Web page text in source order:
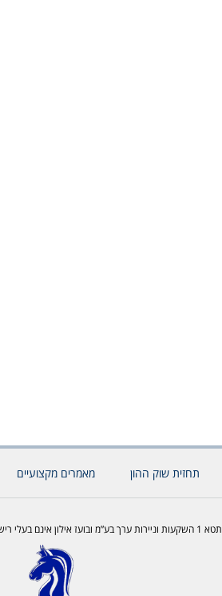
תחזית שוק ההון מאמרים מקצועיים
תטא 1 השקעות וניירות ערך בע”מ ובועז אילון אינם בעלי רישיון ייעוץ השקעות בתוקף(מותלה)